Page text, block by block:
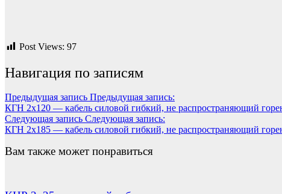
Post Views: 97
Навигация по записям
Предыдущая запись Предыдущая запись:
КГН 2х120 — кабель силовой гибкий, не распространяющий
Следующая запись Следующая запись:
КГН 2х185 — кабель силовой гибкий, не распространяющий
Вам также может понравиться